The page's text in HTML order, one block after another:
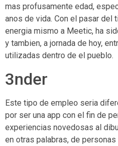
mas profusamente edad,
anos de vida. Con el pasar del
energia mismo a Meetic, ha
y tambien, a jornada de hoy,
utilizadas dentro de el pueblo.
3nder
Este tipo de empleo seri­a
por ser una app con el fin de
experiencias novedosas al
en otras palabras, de